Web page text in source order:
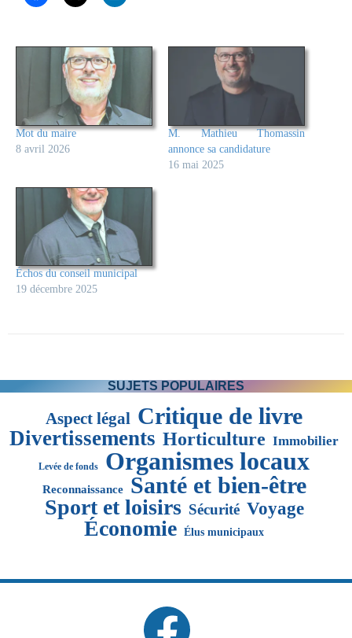
Mot du maire
8 avril 2026
M. Mathieu Thomassin
annonce sa candidature
16 mai 2025
Échos du conseil municipal
19 décembre 2025
SUJETS POPULAIRES
Aspect légal Critique de livre
Divertissements Horticulture Immobilier
Levée de fonds Organismes locaux
Reconnaissance Santé et bien-être
Sport et loisirs Sécurité Voyage
Économie Élus municipaux